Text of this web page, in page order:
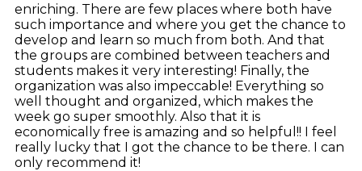
enriching. There are few places where both have
such importance and where you get the chance to
develop and learn so much from both. And that
the groups are combined between teachers and
students makes it very interesting! Finally, the
organization was also impeccable! Everything so
well thought and organized, which makes the
week go super smoothly. Also that it is
economically free is amazing and so helpful!! I feel
really lucky that I got the chance to be there. I can
only recommend it!